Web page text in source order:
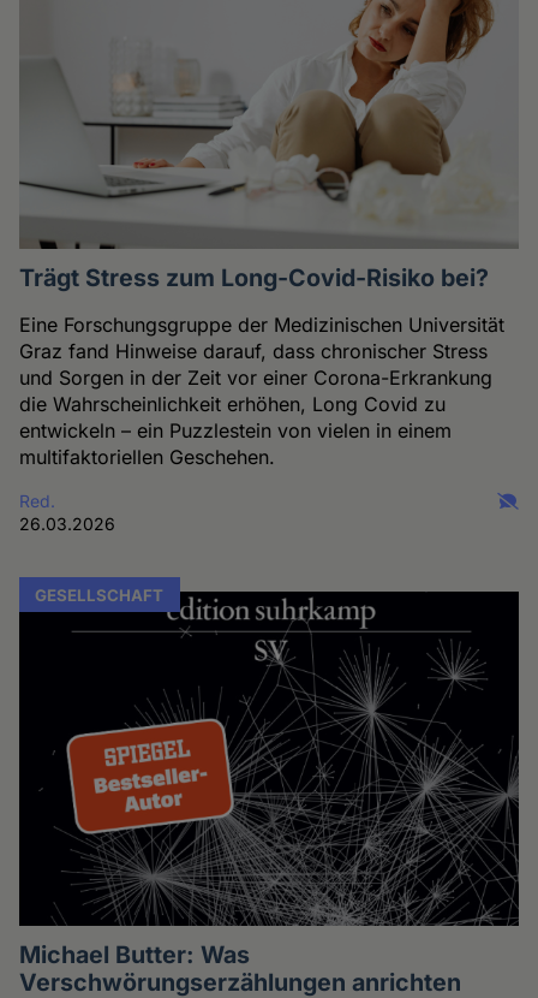
Trägt Stress zum Long-Covid-Risiko bei?
Eine Forschungsgruppe der Medizinischen Universität
Graz fand Hinweise darauf, dass chronischer Stress
und Sorgen in der Zeit vor einer Corona-Erkrankung
die Wahrscheinlichkeit erhöhen, Long Covid zu
entwickeln – ein Puzzlestein von vielen in einem
multifaktoriellen Geschehen.
Red.
26.03.2026
GESELLSCHAFT
Michael Butter: Was
Verschwörungserzählungen anrichten